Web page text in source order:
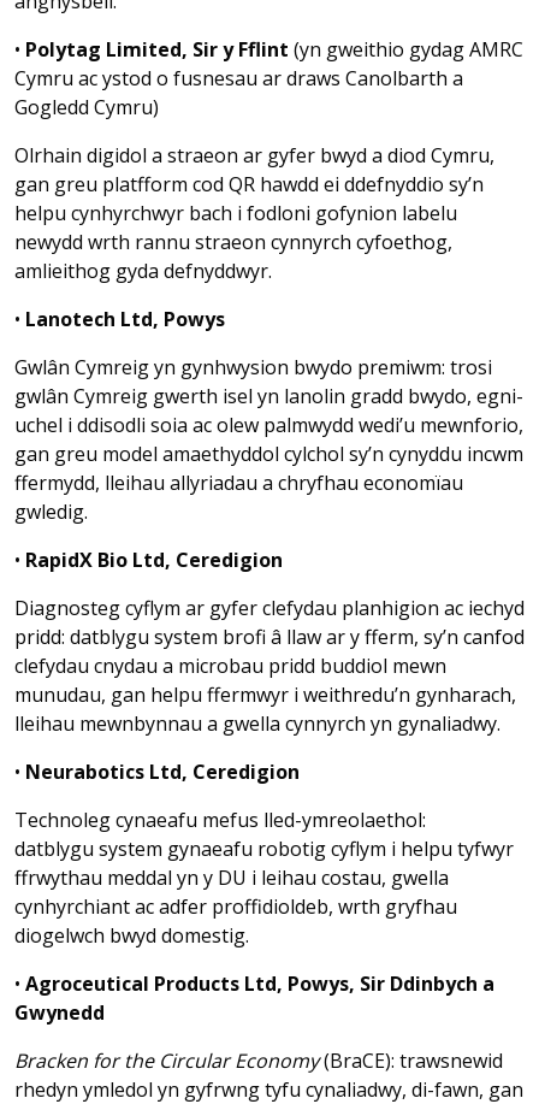
• Polytag Limited, Sir y Fflint (yn gweithio gydag AMRC
Cymru ac ystod o fusnesau ar draws Canolbarth a
Gogledd Cymru)
Olrhain digidol a straeon ar gyfer bwyd a diod Cymru,
gan greu platfform cod QR hawdd ei ddefnyddio sy’n
helpu cynhyrchwyr bach i fodloni gofynion labelu
newydd wrth rannu straeon cynnyrch cyfoethog,
amlieithog gyda defnyddwyr.
• Lanotech Ltd, Powys
Gwlân Cymreig yn gynhwysion bwydo premiwm: trosi
gwlân Cymreig gwerth isel yn lanolin gradd bwydo, egni-
uchel i ddisodli soia ac olew palmwydd wedi’u mewnforio,
gan greu model amaethyddol cylchol sy’n cynyddu incwm
ffermydd, lleihau allyriadau a chryfhau economïau
gwledig.
• RapidX Bio Ltd, Ceredigion
Diagnosteg cyflym ar gyfer clefydau planhigion ac iechyd
pridd: datblygu system brofi â llaw ar y fferm, sy’n canfod
clefydau cnydau a microbau pridd buddiol mewn
munudau, gan helpu ffermwyr i weithredu’n gynharach,
lleihau mewnbynnau a gwella cynnyrch yn gynaliadwy.
• Neurabotics Ltd, Ceredigion
Technoleg cynaeafu mefus lled-ymreolaethol:
datblygu system gynaeafu robotig cyflym i helpu tyfwyr
ffrwythau meddal yn y DU i leihau costau, gwella
cynhyrchiant ac adfer proffidioldeb, wrth gryfhau
diogelwch bwyd domestig.
• Agroceutical Products Ltd, Powys, Sir Ddinbych a
Gwynedd
Bracken for the Circular Economy(BraCE): trawsnewid
rhedyn ymledol yn gyfrwng tyfu cynaliadwy, di-fawn, gan